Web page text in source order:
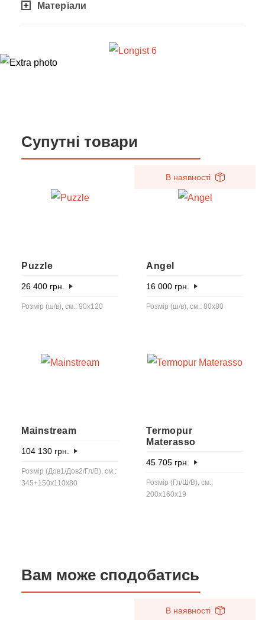
Матеріали
Супутні товари
Puzzle
26 400 грн.
Розмір (ш/в), см.: 90х120
В наявності
Angel
16 000 грн.
Розмір (ш/в), см.: 80x80
Mainstream
104 130 грн.
Розмір (Дов1/Дов2/Гл/В), см.:
345+150x110x80
Termopur
Materasso
45 705 грн.
Розмір (Гл/Ш/В), см.:
200x160x19
Вам може сподобатись
В наявності